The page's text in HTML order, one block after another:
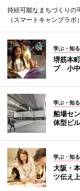
持続可能なまちづくりの
（スマートキャンプラ
学ぶ・知る
堺筋本
プ 小中
学ぶ・知る
船場セ
体型ビ
学ぶ・知る
大阪・
ツ伝え